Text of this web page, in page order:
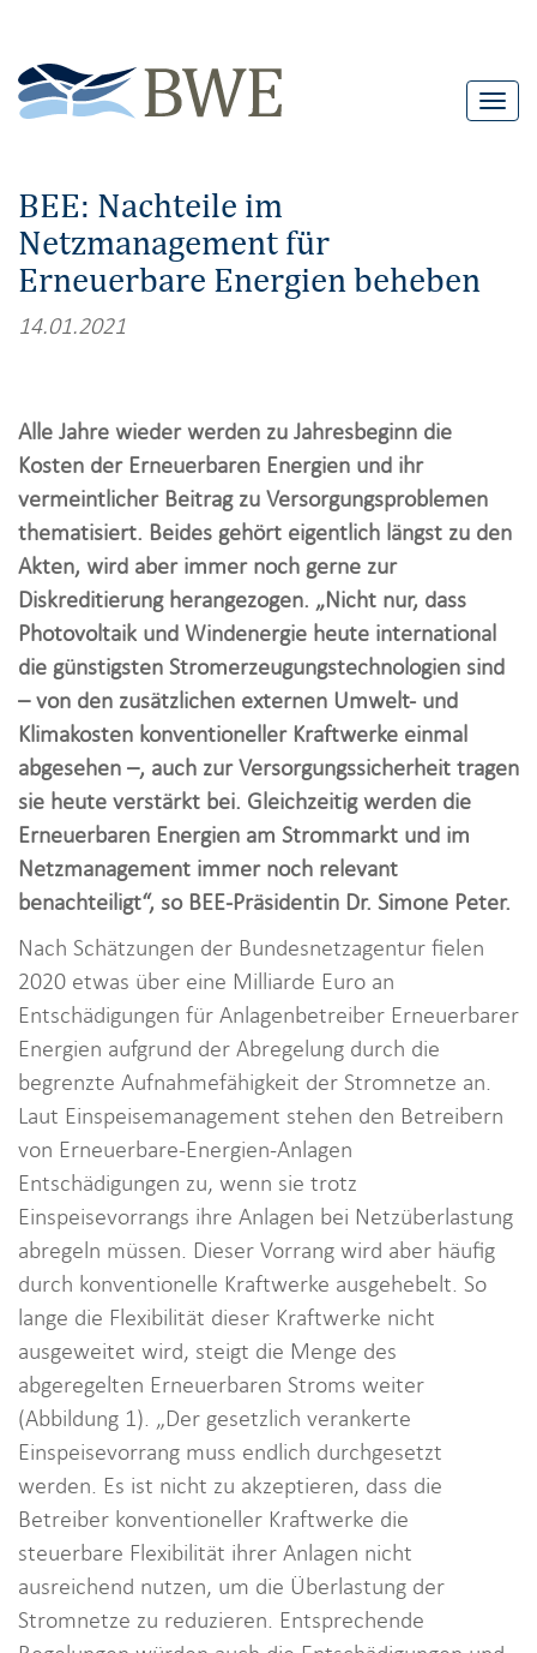
T
i
BEE: Nachteile im
Netzmanagement für
Erneuerbare Energien beheben
14.01.2021
Alle Jahre wieder werden zu Jahresbeginn die
Kosten der Erneuerbaren Energien und ihr
vermeintlicher Beitrag zu Versorgungsproblemen
thematisiert. Beides gehört eigentlich längst zu den
Akten, wird aber immer noch gerne zur
Diskreditierung herangezogen. „Nicht nur, dass
Photovoltaik und Windenergie heute international
die günstigsten Stromerzeugungstechnologien sind
– von den zusätzlichen externen Umwelt- und
Klimakosten konventioneller Kraftwerke einmal
abgesehen –, auch zur Versorgungssicherheit tragen
sie heute verstärkt bei. Gleichzeitig werden die
Erneuerbaren Energien am Strommarkt und im
Netzmanagement immer noch relevant
benachteiligt“, so BEE-Präsidentin Dr. Simone Peter.
Nach Schätzungen der Bundesnetzagentur fielen
2020 etwas über eine Milliarde Euro an
Entschädigungen für Anlagenbetreiber Erneuerbarer
Energien aufgrund der Abregelung durch die
begrenzte Aufnahmefähigkeit der Stromnetze an.
Laut Einspeisemanagement stehen den Betreibern
von Erneuerbare-Energien-Anlagen
Entschädigungen zu, wenn sie trotz
Einspeisevorrangs ihre Anlagen bei Netzüberlastung
abregeln müssen. Dieser Vorrang wird aber häufig
durch konventionelle Kraftwerke ausgehebelt. So
lange die Flexibilität dieser Kraftwerke nicht
ausgeweitet wird, steigt die Menge des
abgeregelten Erneuerbaren Stroms weiter
(Abbildung 1). „Der gesetzlich verankerte
Einspeisevorrang muss endlich durchgesetzt
werden. Es ist nicht zu akzeptieren, dass die
Betreiber konventioneller Kraftwerke die
steuerbare Flexibilität ihrer Anlagen nicht
ausreichend nutzen, um die Überlastung der
Stromnetze zu reduzieren. Entsprechende